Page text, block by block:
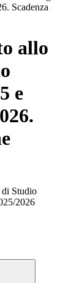
Scadenza
allo
e
di Studio
2026